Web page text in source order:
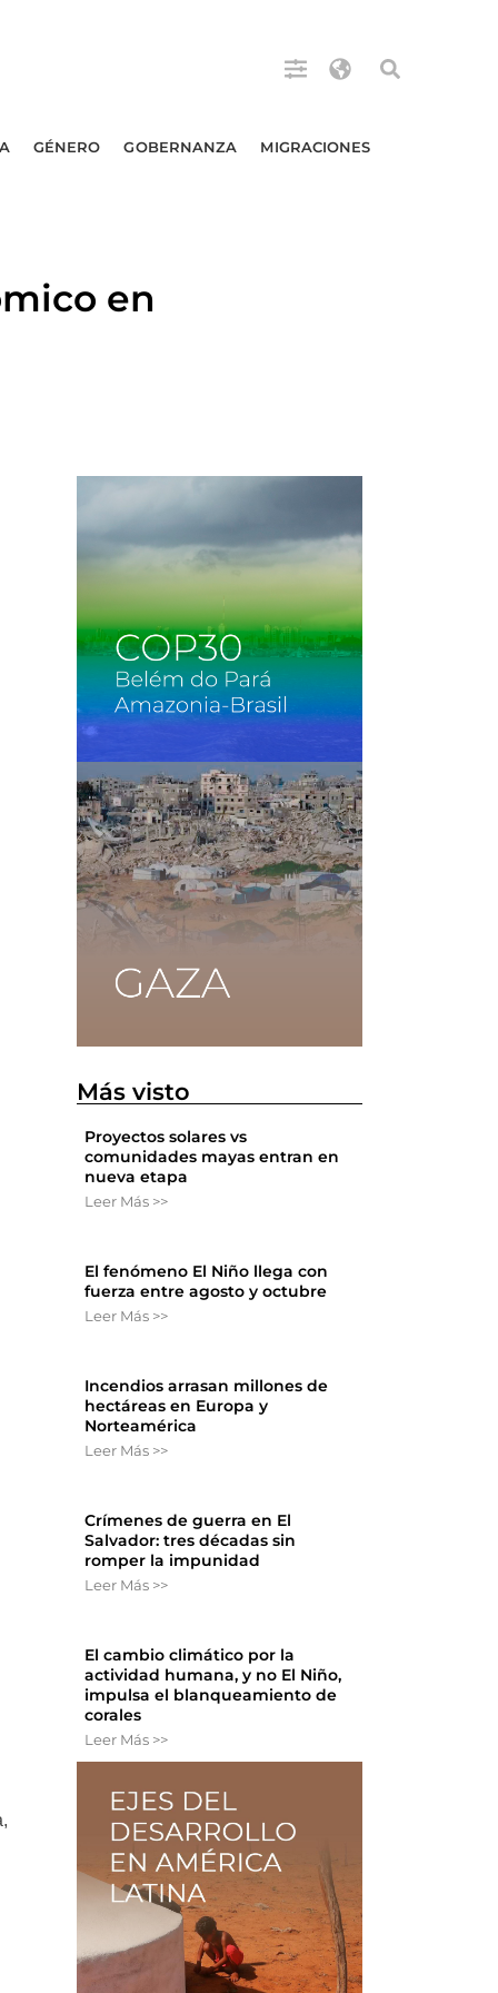
GÉNERO GOBERNANZA MIGRACIONES
en
Más visto
Proyectos solares vs
comunidades mayas entran en
nueva etapa
Leer Más >>
El fenómeno El Niño llega con
fuerza entre agosto y octubre
Leer Más >>
Incendios arrasan millones de
hectáreas en Europa y
Norteamérica
Leer Más >>
Crímenes de guerra en El
Salvador: tres décadas sin
romper la impunidad
Leer Más >>
El cambio climático por la
actividad humana, y no El Niño,
impulsa el blanqueamiento de
corales
Leer Más >>